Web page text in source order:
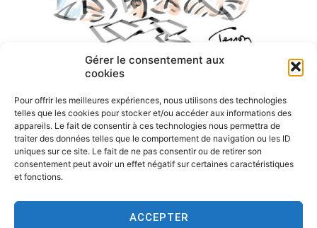
Gérer le consentement aux
cookies
Pour offrir les meilleures expériences, nous utilisons des technologies
telles que les cookies pour stocker et/ou accéder aux informations des
appareils. Le fait de consentir à ces technologies nous permettra de
traiter des données telles que le comportement de navigation ou les ID
uniques sur ce site. Le fait de ne pas consentir ou de retirer son
consentement peut avoir un effet négatif sur certaines caractéristiques
et fonctions.
ACCEPTER